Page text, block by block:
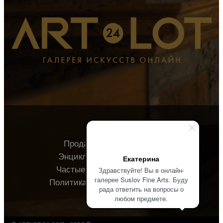
Екатерина
Здравствуйте! Вы в онлайн-
галерее Suslov Fine Arts. Буду
рада ответить на вопросы о
любом предмете.
Продавцу
Энциклопедия
О галерее
Частые вопросы
Контакты
Политика конфиденциальности